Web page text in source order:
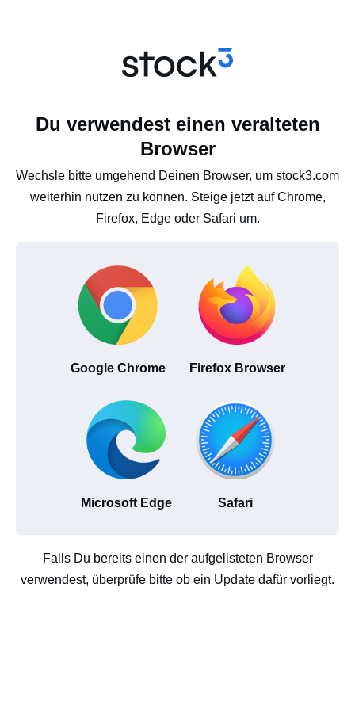
Du verwendest einen veralteten
Browser
Wechsle bitte umgehend Deinen Browser, um stock3.com
weiterhin nutzen zu können. Steige jetzt auf Chrome,
Firefox, Edge oder Safari um.
Google Chrome Firefox Browser
Microsoft Edge Safari
Falls Du bereits einen der aufgelisteten Browser
verwendest, überprüfe bitte ob ein Update dafür vorliegt.